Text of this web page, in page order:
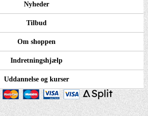
Nyheder
Tilbud
Om shoppen
Indretningshjælp
Uddannelse og kurser